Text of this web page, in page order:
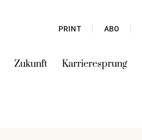
PRINT ABO
Zukunft Karrieresprung